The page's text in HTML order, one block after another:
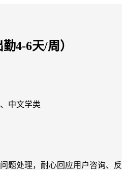
4-6天/周）
中文学类
题处理，耐心回应用户咨询、反